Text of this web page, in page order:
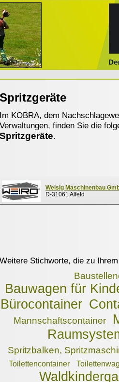
Spritzgeräte
Im KOBRA, dem
Verwaltungen, finden Sie die
Spritzgeräte.
Weisig Maschinenbau
D-31061 Alfeld
Weitere Stichworte, die zu
Bauwagen für
Bürocontainer
Mannschaftscontainer
Spritzbalken,
Toilettencontainer